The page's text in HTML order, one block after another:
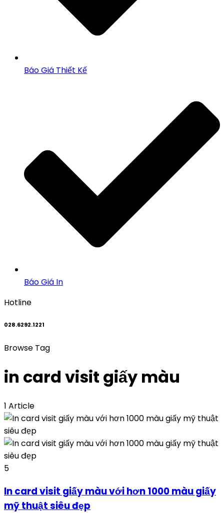
Báo Giá Thiết Kế
Báo Giá In
Hotline
028.6292.1221
Browse Tag
in card visit giấy màu
1 Article
5
In card visit giấy màu với hơn 1000 màu giấy
mỹ thuật siêu đẹp